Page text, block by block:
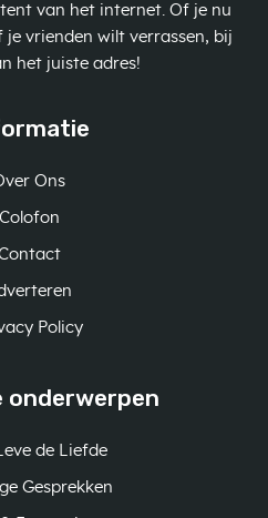
van het internet. Of je nu
vrienden wilt verrassen, bij
het juiste adres!
Ons
Colofon
Policy
onderwerpen
de Liefde
Gesprekken